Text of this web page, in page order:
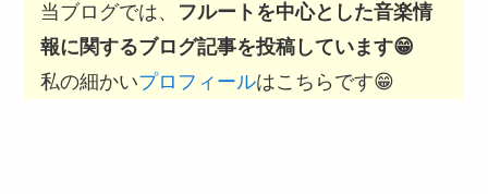
当ブログでは、
フルートを中心とした音楽情
報に関するブログ記事を投稿しています😁
私の細かいプロフィールはこちらです😁